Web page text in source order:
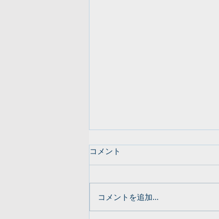
コメント
コメントを追加…